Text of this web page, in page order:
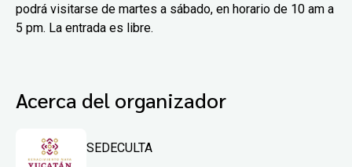
podrá visitarse de martes a sábado, en horario de 10 am a
5 pm. La entrada es libre.
Acerca del organizador
SEDECULTA